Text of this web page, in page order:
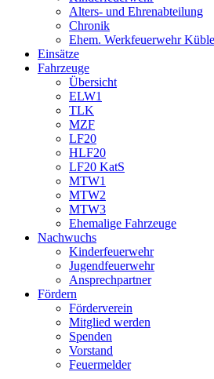
Alters- und Ehrenabteilung
Chronik
Ehem. Werkfeuerwehr
Einsätze
Fahrzeuge
Übersicht
ELW1
TLK
MZF
LF20
HLF20
LF20 KatS
MTW1
MTW2
MTW3
Ehemalige Fahrzeuge
Nachwuchs
Kinderfeuerwehr
Jugendfeuerwehr
Ansprechpartner
Fördern
Förderverein
Mitglied werden
Spenden
Vorstand
Feuermelder